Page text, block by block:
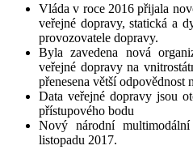
Vláda v roce 2016 přijala
veřejné dopravy, statická a
provozovatele dopravy.
Byla zavedena nová
veřejné dopravy na
přenesena větší odpovědnost
Data veřejné dopravy jsou
přístupového bodu
Nový národní
listopadu 2017.